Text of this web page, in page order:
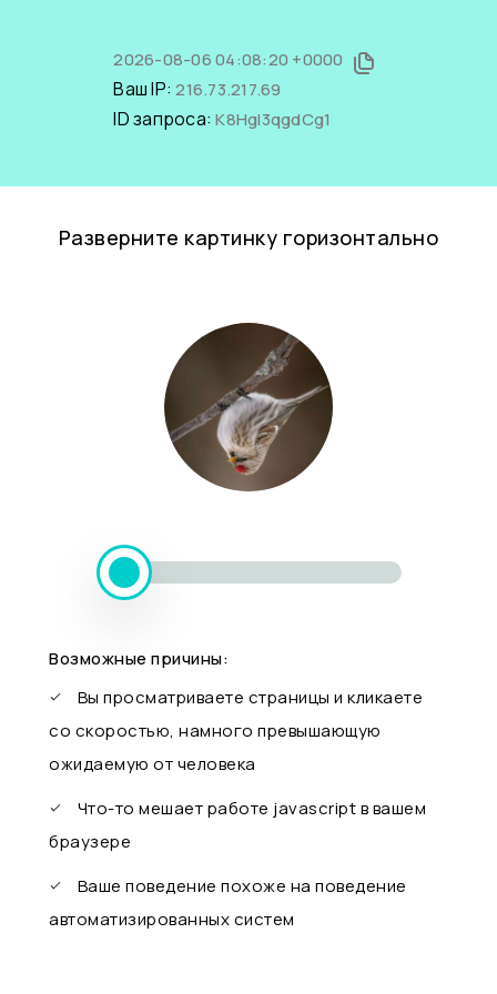
2026-08-06 04:08:20 +0000
Ваш IP:216.73.217.69
ID запроса:K8Hgl3qgdCg1
Разверните картинку горизонтально
Возможные причины:
Вы просматриваете страницы и кликаете
со скоростью, намного превышающую
ожидаемую от человека
Что-то мешает работе javascript в вашем
браузере
Ваше поведение похоже на поведение
автоматизированных систем